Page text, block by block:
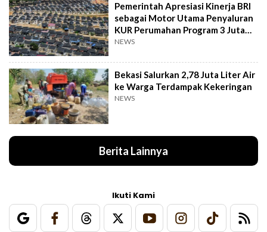
Pemerintah Apresiasi Kinerja BRI
sebagai Motor Utama Penyaluran
KUR Perumahan Program 3 Juta
Rumah
NEWS
Bekasi Salurkan 2,78 Juta Liter Air
ke Warga Terdampak Kekeringan
NEWS
Berita Lainnya
Ikuti Kami